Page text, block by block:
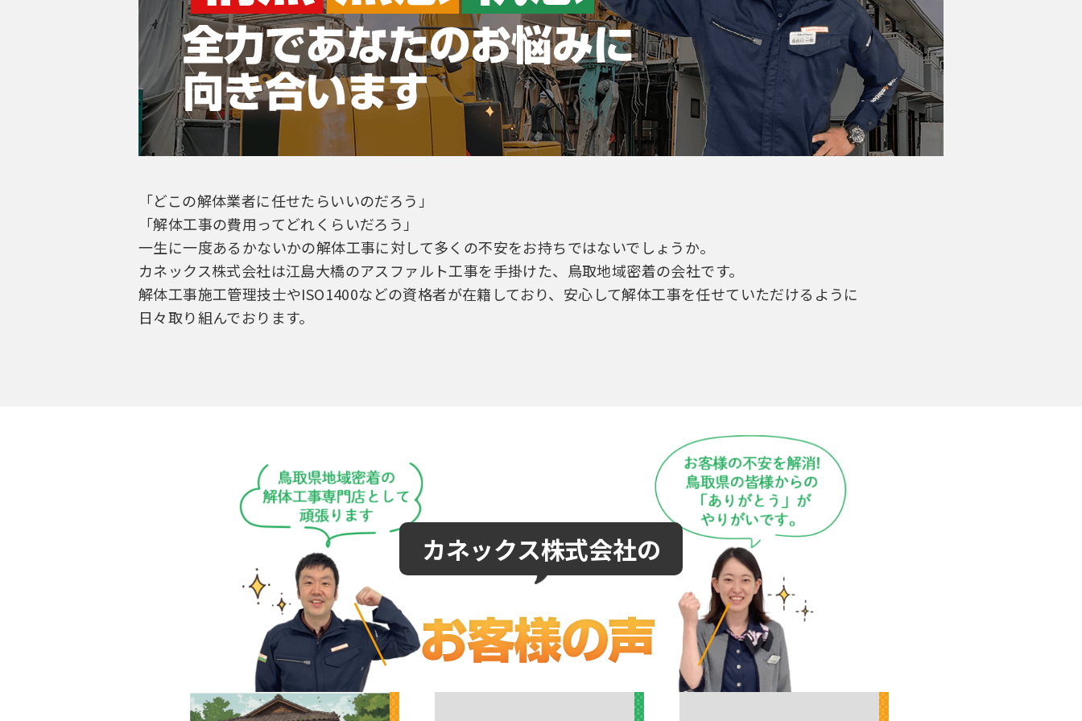
「どこの解体業者に任せたらいいのだろう」
「解体工事の費用ってどれくらいだろう」
一生に一度あるかないかの解体工事に対して多くの不安をお持ちではないでしょうか。
カネックス株式会社は江島大橋のアスファルト工事を手掛けた、鳥取地域密着の会社です。
解体工事施工管理技士やISO1400などの資格者が在籍しており、安心して解体工事を任せていただけるように
日々取り組んでおります。
カネックス株式会社の